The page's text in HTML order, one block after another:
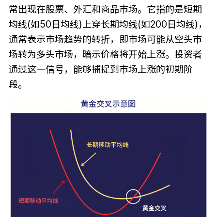
常出现在股票、外汇和商品市场。它指的是短期
均线(如50日均线)上穿长期均线(如200日均线)，
通常表示市场趋势的转折，即市场可能从空头市
场转为多头市场，暗示价格将开始上涨。投资者
通过这一信号，能够捕捉到市场上涨的初期阶
段。